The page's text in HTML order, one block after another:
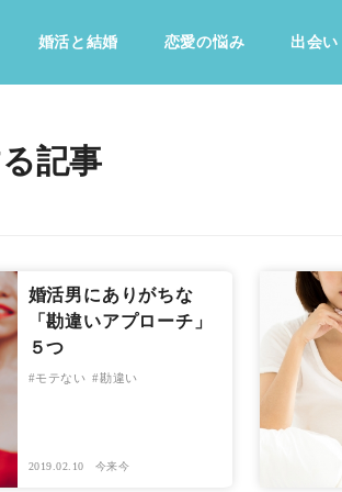
婚活と結婚 恋愛の悩み 出会い
ンド・芸能
記事
婚活男にありがちな
「勘違いアプローチ」
５つ
モテない 勘違い
2019.02.10 今来今